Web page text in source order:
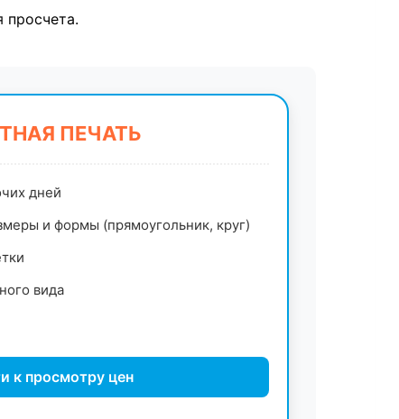
просчета.
ПЕЧАТЬ
дней
и формы (прямоугольник, круг)
вида
к просмотру цен